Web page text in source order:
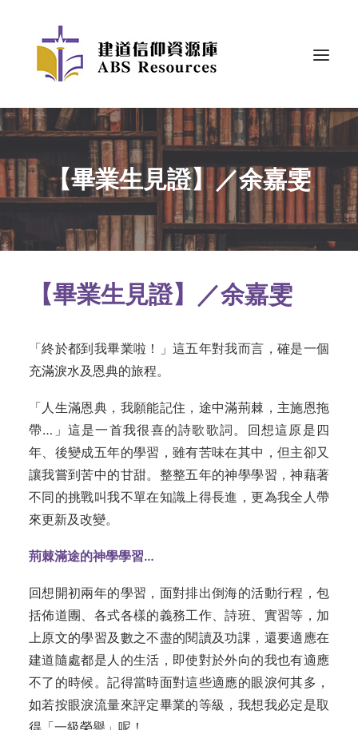
【畢業生見證】／余嘉雯
【畢業生見證】／余嘉雯
「終於都到我畢業啦！」這五年對我而言，確是一個
充滿淚水及恩典的旅程。
「人生滿恩典，我願能記住，途中滿荊棘，主施恩拖
帶…」這是一首我很喜的詩歌歌詞。回想這原是四
年、後變成五年的學習，雖有苦味在其中，但主卻又
讓我嘗到苦中的甘甜。整整五年的神學學習，神藉著
不同的挑戰叫我不單在知識上得長進，更為我全人帶
來更新及改變。
荊棘滿途的神學學習…
回想開初兩年的學習，面對排出倒海的活動行程，包
括佈道團、各式各樣的義務工作、詩班、實習等，加
上原文的學習及數之不盡的閱讀及功課，還要適應在
建道隨處都是人的生活，即使對於外向的我也有適應
不了的時候。記得當時面對這些適應的眼淚何其多，
如若按眼淚流量來評定畢業的等級，我想我必定是取
得「一級榮譽」呢！